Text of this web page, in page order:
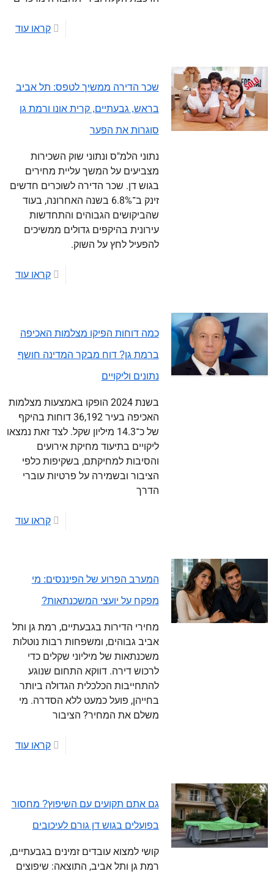
קראו עוד
שכר הדירה ממשיך לטפס: תל אביב
בראש, גבעתיים, קרית אונו ורמת גן
סוגרות את הפער
נתוני הלמ"ס ונתוני שוק השכירות
מצביעים על המשך עליית מחירים
בגוש דן. שכר הדירה לשוכרים חדשים
זינק ב־6.8% בשנה האחרונה, בעוד
שהביקושים הגבוהים והתחדשות
עירונית בהיקפים גדולים ממשיכים
להפעיל לחץ על השוק.
קראו עוד
כמה דוחות הפיקו מצלמות האכיפה
ברמת גן? דוח מבקר המדינה חושף
נתונים וליקויים
בשנת 2024 הופקו באמצעות מצלמות
האכיפה בעיר 36,192 דוחות בהיקף
של כ־14.3 מיליון שקל. לצד זאת נמצאו
ליקויים בתיעוד מחיקת אירועים
והסיבות למחיקתם, בשקיפות כלפי
הציבור ובשמירה על פרטיות עוברי
הדרך
קראו עוד
המערב הפרוע של הפיננסים: מי
מפקח על יועצי המשכנתאות?
מחירי הדירות בגבעתיים, רמת גן ותל
אביב גבוהים, ומשפחות רבות נוטלות
משכנתאות של מיליוני שקלים כדי
לרכוש דירה. דווקא התחום שנוגע
להתחייבות הכלכלית הגדולה ביותר
בחייהן, פועל כמעט ללא הסדרה. מי
משלם את המחיר? הציבור
קראו עוד
גם אתם תקועים עם השיפוץ? מחסור
בפועלים בגוש דן גורם לעיכובים
קושי למצוא עובדים זמינים בגבעתיים,
רמת גן ותל אביב, התוצאה: שיפוצים